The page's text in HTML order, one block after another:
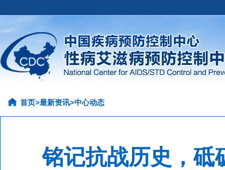
首页>最新资讯>中心动态
铭记抗战历史，